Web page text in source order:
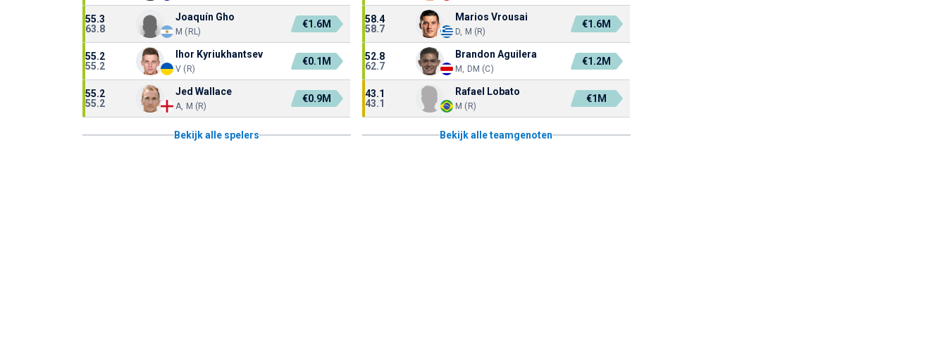
55.3
63.8
Joaquín Gho
M (RL)
€1.6M
55.2
55.2
Ihor Kyriukhantsev
V (R)
€0.1M
55.2
55.2
Jed Wallace
A, M (R)
€0.9M
Bekijk alle spelers
58.4
58.7
Marios Vrousai
D, M (R)
€1.6M
52.8
62.7
Brandon Aguilera
M, DM (C)
€1.2M
43.1
43.1
Rafael Lobato
M (R)
€1M
Bekijk alle teamgenoten